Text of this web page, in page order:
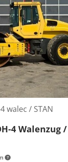
Możliwość
dalszych
Ebertem.
walec / STAN
4 Walenzug /